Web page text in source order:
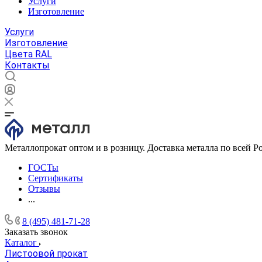
Изготовление
Услуги
Изготовление
Цвета RAL
Контакты
Металлопрокат оптом и в розницу. Доставка металла по всей
ГОСТы
Сертификаты
Отзывы
...
8 (495) 481-71-28
Заказать звонок
Каталог
Листоовой прокат